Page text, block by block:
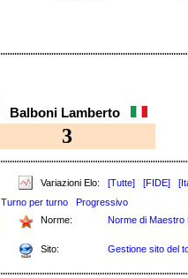
Balboni Lamberto
3
Variazioni Elo: [Tutte] [FIDE]
Turno per turno
Progressivo
Norme: Norme di Maestro
Sito: Gestione sito del